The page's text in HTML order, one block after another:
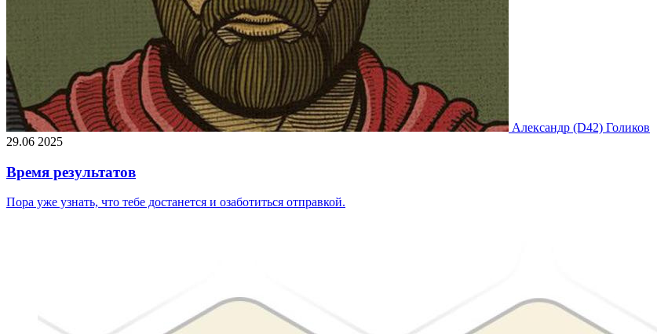
Александр (D42) Голиков
29.06 2025
Время результатов
Пора уже узнать, что тебе достанется и озаботиться отправкой.